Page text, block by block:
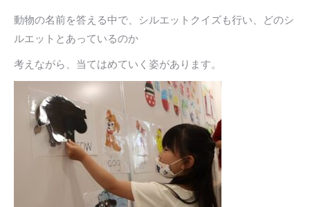
動物の名前を答える中で、シルエットクイズも行い、どのシ
ルエットとあっているのか
考えながら、当てはめていく姿があります。